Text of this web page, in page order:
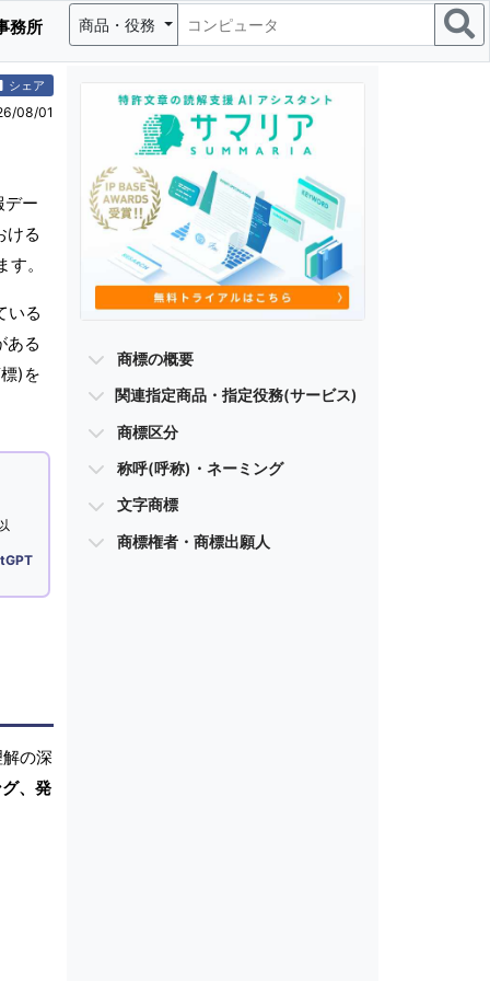
務所 商品・役務
シェア
08/01
デー
ける
。
いる
ある
)を
の深
、発
商標の概要
関連指定商品・指定役務(サービス)
商標区分
称呼(呼称)・ネーミング
文字商標
商標権者・商標出願人